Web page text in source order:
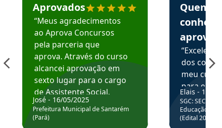
Aprovados
“Meus agradecimentos
ao Aprova Concursos
pela parceria que
aprova. Através do curso
alcancei aprovação em
sexto lugar para o cargo
de Assistente Social.
Hoje estou atuando na
Prefeitura de Santarém.
José - 16/05/2025
Prefeitura Municipal de Santarém
(Pará)
Quem
aprova
dos
meu
para
colocar
através
de
Elais - 15/
SGC: SEC BA
Educação
(Edital